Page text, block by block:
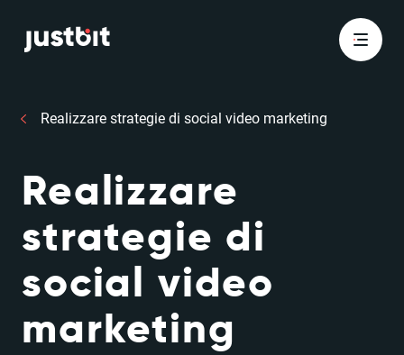
Realizzare strategie di social video marketing
Realizzare
strategie di
social video
marketing